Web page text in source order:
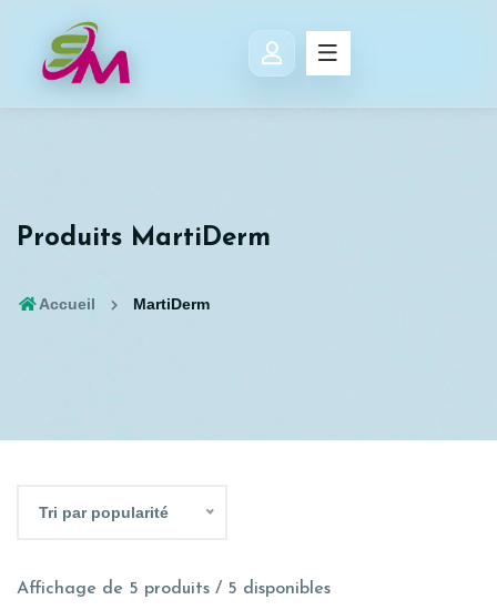
Produits MartiDerm
Accueil MartiDerm
Tri par popularité
Affichage de 5 produits / 5 disponibles